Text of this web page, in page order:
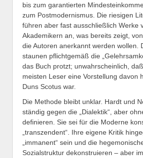
bis zum garantierten
zum Postmodernismus. Die riesigen
führen aber fast ausschließlich Werke
Akademikern an, was bereits zeigt,
die Autoren anerkannt werden wollen.
staunen pflichtgemäß die
das Buch protzt; unwahrscheinlich,
meisten Leser eine Vorstellung davon
Duns Scotus war.
Die Methode bleibt unklar. Hardt und
ständig gegen die „Dialektik“, aber
definieren. Sie sei für die Moderne
„transzendent“. Ihre eigene Kritik
„immanent“ sein und die
Sozialstruktur dekonstruieren – aber